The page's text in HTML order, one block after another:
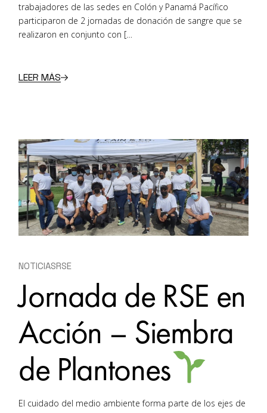
trabajadores de las sedes en Colón y Panamá Pacífico
participaron de 2 jornadas de donación de sangre que se
realizaron en conjunto con […
LEER MÁS
NOTICIASRSE
Jornada de RSE en
Acción – Siembra
de Plantones
El cuidado del medio ambiente forma parte de los ejes de